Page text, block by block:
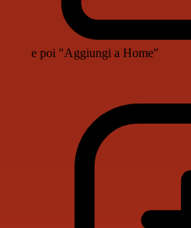
e poi "Aggiungi a Home"